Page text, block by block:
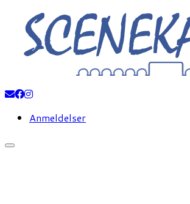
Fortsæt
indhold
Anmeldelser